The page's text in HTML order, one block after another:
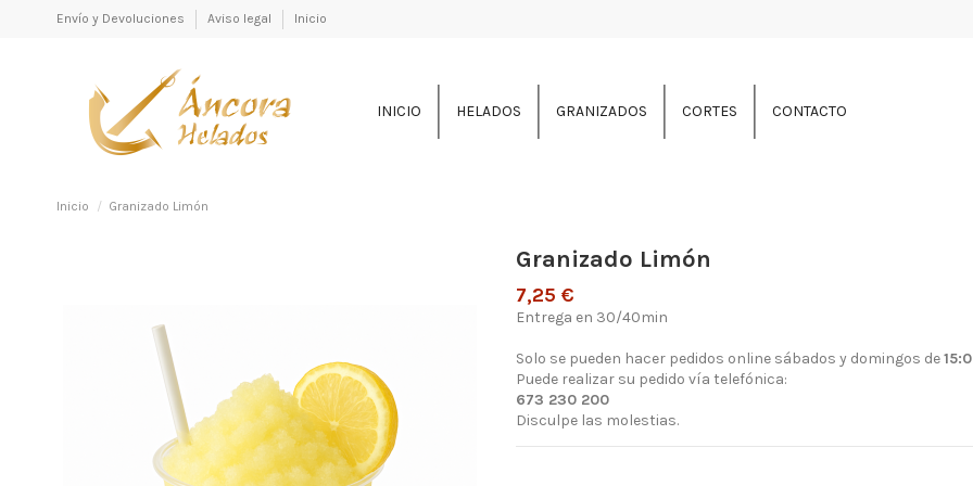
Envío y Devoluciones Aviso legal Inicio
INICIO HELADOS GRANIZADOS CORTES CONTACTO
Inicio Granizado Limón
Granizado Limón
7,25 €
Entrega en 30/40min
Solo se pueden hacer pedidos online sábados y domingos de
Puede realizar su pedido vía telefónica:
673 230 200
Disculpe las molestias.